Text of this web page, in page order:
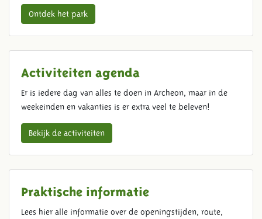
Ontdek het park
Activiteiten agenda
Er is iedere dag van alles te doen in Archeon, maar in de
weekeinden en vakanties is er extra veel te beleven!
Bekijk de activiteiten
Praktische informatie
Lees hier alle informatie over de openingstijden, route,